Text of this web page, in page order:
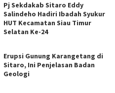
Pj Sekdakab Sitaro Eddy
Salindeho Hadiri Ibadah Syukur
HUT Kecamatan Siau Timur
Selatan Ke-24
Erupsi Gunung Karangetang di
Sitaro, Ini Penjelasan Badan
Geologi